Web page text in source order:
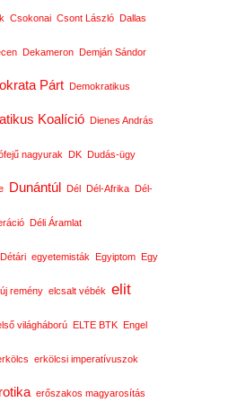
Csokonai Csont László Dallas
Dekameron Demján Sándor
Párt Demokratikus
Koalíció Dienes András
nagyurak DK Dudás-ügy
Dunántúl Dél Dél-Afrika Dél-
Déli Áramlat
Détári egyetemisták Egyiptom Egy
remény elcsalt vébék elit
világháború ELTE BTK Engel
erkölcsi imperatívuszok
erőszakos magyarosítás